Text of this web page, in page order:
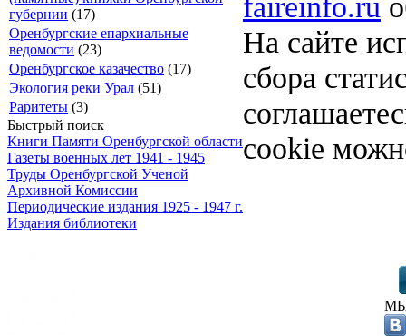
губернии (17)
Оренбургские епархиальные
ведомости (23)
Оренбургское казачество (17)
Экология реки Урал (51)
Раритеты (3)
Быстрый поиск
Книги Памяти Оренбургской области
Газеты военных лет 1941 - 1945
Труды Оренбургской Ученой
Архивной Комиссии
Периодические издания 1925 - 1947 г.
Издания библиотеки
На сайте
сбора
cookie